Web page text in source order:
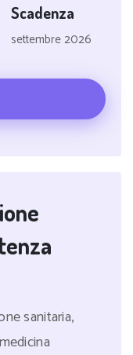
Scadenza
settembre 2026
sanitaria,